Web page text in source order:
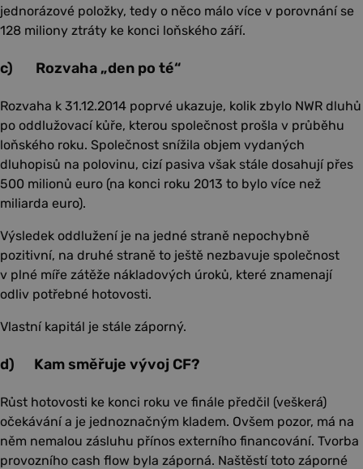
jednorázové položky, tedy o něco málo více v porovnání se
128 miliony ztráty ke konci loňského září.
c) Rozvaha „den po té“
Rozvaha k 31.12.2014 poprvé ukazuje, kolik zbylo NWR dluhů
po oddlužovací kůře, kterou společnost prošla v průběhu
loňského roku. Společnost snížila objem vydaných
dluhopisů na polovinu, cizí pasiva však stále dosahují přes
500 milionů euro (na konci roku 2013 to bylo více než
miliarda euro).
Výsledek oddlužení je na jedné straně nepochybně
pozitivní, na druhé straně to ještě nezbavuje společnost
v plné míře zátěže nákladových úroků, které znamenají
odliv potřebné hotovosti.
Vlastní kapitál je stále záporný.
d) Kam směřuje vývoj CF?
Růst hotovosti ke konci roku ve finále předčil (veškerá)
očekávání a je jednoznačným kladem. Ovšem pozor, má na
něm nemalou zásluhu přínos externího financování. Tvorba
provozního cash flow byla záporná. Naštěstí toto záporné